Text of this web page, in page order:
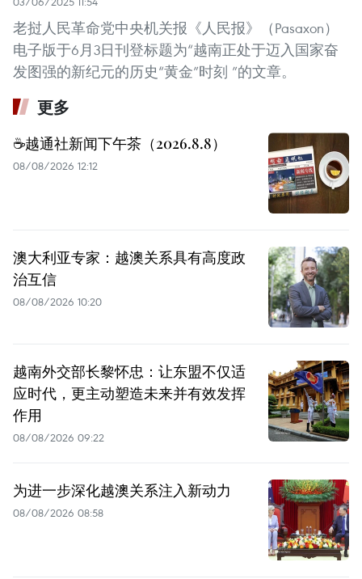
老挝人民革命党中央机关报《人民报》（Pasaxon）
电子版于6月3日刊登标题为“越南正处于迈入国家奋
发图强的新纪元的历史“黄金”时刻 ”的文章。
更多
☕️越通社新闻下午茶（2026.8.8）
08/08/2026 12:12
澳大利亚专家：越澳关系具有高度政
治互信
08/08/2026 10:20
越南外交部长黎怀忠：让东盟不仅适
应时代，更主动塑造未来并有效发挥
作用
08/08/2026 09:22
为进一步深化越澳关系注入新动力
08/08/2026 08:58